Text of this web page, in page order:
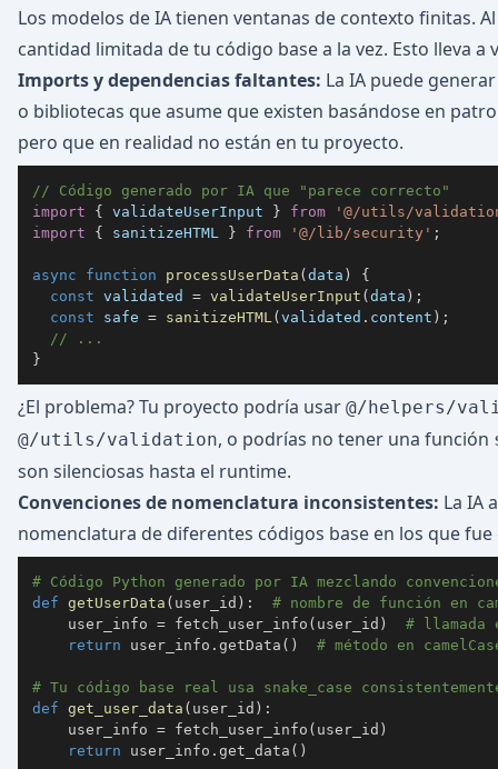
Los modelos de IA tienen ventanas de contexto finitas.
cantidad limitada de tu código base a la vez. Esto lleva
Imports y dependencias faltantes: La IA puede
o bibliotecas que asume que existen basándose en
pero que en realidad no están en tu proyecto.
// Código generado por IA que "parece correcto"
import
{ validateUserInput } from
'@/utils/
import
{ sanitizeHTML } from '@/lib/security' ;
async function processUserData (data )
{
const validated = validateUserInput (data ) ;
const safe = sanitizeHTML (validated . content ) ;
// ...
}
¿El problema? Tu proyecto podría usar @/helpers/
@/utils/validation, o podrías no tener una función
son silenciosas hasta el runtime.
Convenciones de nomenclatura inconsistentes: La IA
nomenclatura de diferentes códigos base en los que
# Código Python generado por IA mezclando
def getUserData ( user_id ) :
# nombre de función en
    user_info
= fetch_user_info ( user_id )
# llamada
return user_info . getData ( ) # método en
# Tu código base real usa snake_case
def get_user_data ( user_id ) :
    user_info
= fetch_user_info ( user_id )
return user_info . get_data ( )